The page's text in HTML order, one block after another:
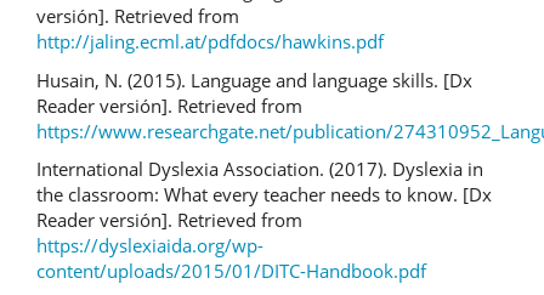
versión]. Retrieved from
http://jaling.ecml.at/pdfdocs/hawkins.pdf
Husain, N. (2015). Language and language skills. [Dx
Reader versión]. Retrieved from
https://www.researchgate.net/publication/
International Dyslexia Association. (2017). Dyslexia in
the classroom: What every teacher needs to know. [Dx
Reader versión]. Retrieved from
https://dyslexiaida.org/wp-
content/uploads/2015/01/DITC-Handbook.pdf